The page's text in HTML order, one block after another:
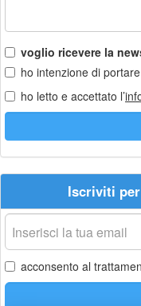
voglio ricevere la
ho intenzione di
ho letto e accettato l’
Iscriviti
La
tua
email
acconsento al